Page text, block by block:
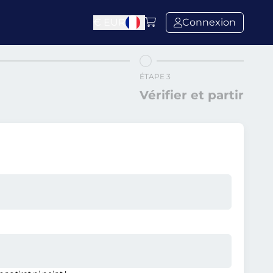
Connexion
ÉTAPE 3
Vérifier et partir